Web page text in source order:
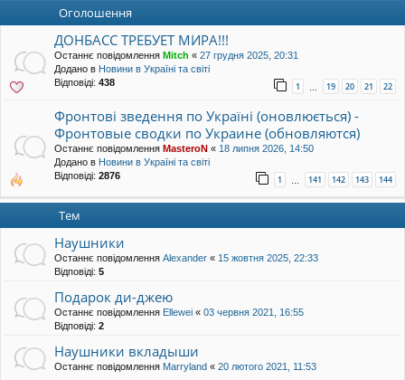
Оголошення
ДОНБАСС ТРЕБУЕТ МИРА!!!
Останнє повідомлення Mitch « 27 грудня 2025, 20:31
Додано в Новини в Україні та світі
Відповіді: 438 1 … 19 20 21 22
Фронтові зведення по Україні (оновлюється) -
Фронтовые сводки по Украине (обновляются)
Останнє повідомлення MasteroN « 18 липня 2026, 14:50
Додано в Новини в Україні та світі
Відповіді: 2876 1 … 141 142 143 144
Тем
Наушники
Останнє повідомлення Alexander « 15 жовтня 2025, 22:33
Відповіді: 5
Подарок ди-джею
Останнє повідомлення Ellewei « 03 червня 2021, 16:55
Відповіді: 2
Наушники вкладыши
Останнє повідомлення Marryland « 20 лютого 2021, 11:53